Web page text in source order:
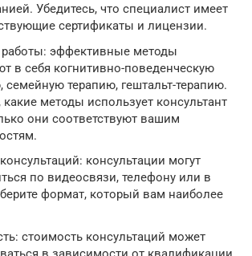
Убедитесь, что специалист имеет
сертификаты и лицензии.
эффективные методы
в себя когнитивно-поведенческую
семейную терапию, гештальт-терапию.
какие методы использует консультант
они соответствуют вашим
консультации могут
по видеосвязи, телефону или в
формат, который вам наиболее
стоимость консультаций может